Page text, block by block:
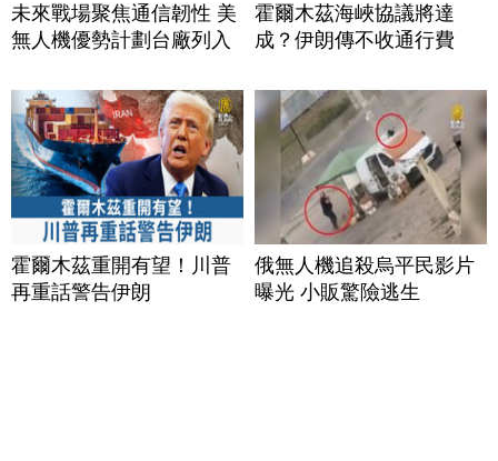
未來戰場聚焦通信韌性 美
無人機優勢計劃台廠列入
霍爾木茲海峽協議將達
成？伊朗傳不收通行費
霍爾木茲重開有望！川普
再重話警告伊朗
俄無人機追殺烏平民影片
曝光 小販驚險逃生